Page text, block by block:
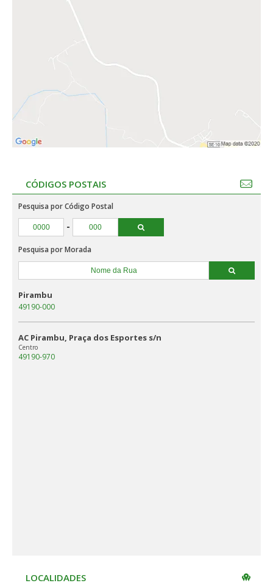
CÓDIGOS POSTAIS
Pesquisa por Código Postal
-
Pesquisa por Morada
Pirambu
49190-000
AC Pirambu, Praça dos Esportes s/n
Centro
49190-970
LOCALIDADES